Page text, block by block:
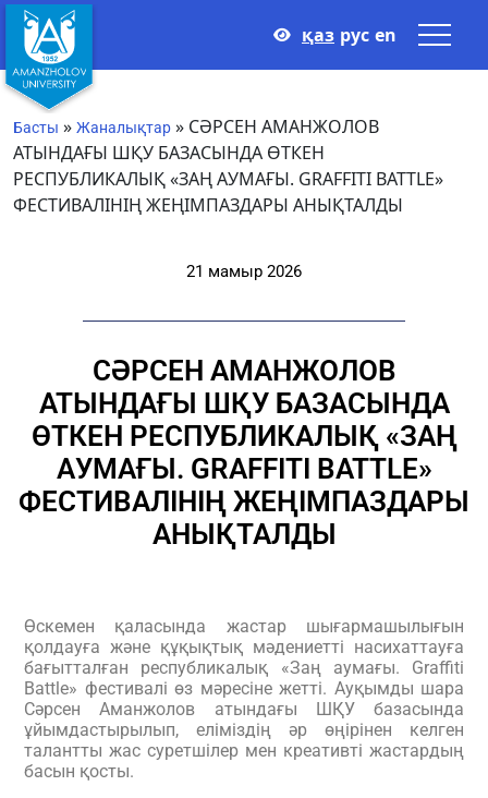
қаз рус en
Басты » Жаналықтар » СӘРСЕН АМАНЖОЛОВ
АТЫНДАҒЫ ШҚУ БАЗАСЫНДА ӨТКЕН
РЕСПУБЛИКАЛЫҚ «ЗАҢ АУМАҒЫ. GRAFFITI BATTLE»
ФЕСТИВАЛІНІҢ ЖЕҢІМПАЗДАРЫ АНЫҚТАЛДЫ
21 мамыр 2026
СӘРСЕН АМАНЖОЛОВ
АТЫНДАҒЫ ШҚУ БАЗАСЫНДА
ӨТКЕН РЕСПУБЛИКАЛЫҚ «ЗАҢ
АУМАҒЫ. GRAFFITI BATTLE»
ФЕСТИВАЛІНІҢ ЖЕҢІМПАЗДАРЫ
АНЫҚТАЛДЫ
Өскемен қаласында жастар шығармашылығын
қолдауға және құқықтық мәдениетті насихаттауға
бағытталған республикалық «Заң аумағы. Graffiti
Battle» фестивалі өз мәресіне жетті. Ауқымды шара
Сәрсен Аманжолов атындағы ШҚУбазасында
ұйымдастырылып, еліміздің әр өңірінен келген
талантты жас суретшілер мен креативті жастардың
басын қосты.